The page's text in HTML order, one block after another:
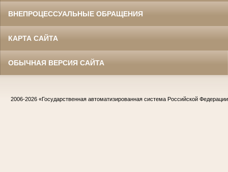
ВНЕПРОЦЕССУАЛЬНЫЕ ОБРАЩЕНИЯ
КАРТА САЙТА
ОБЫЧНАЯ ВЕРСИЯ САЙТА
2006-2026 «Государственная автоматизированная система Российской